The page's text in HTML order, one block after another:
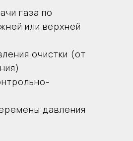
что дает
газа по
или верхней
очистки (от
давления